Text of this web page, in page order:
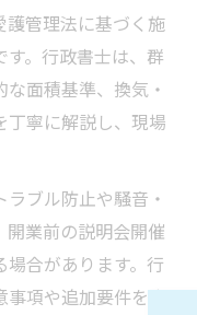
護管理法に基づく施
。行政書士は、群
面積基準、換気・
寧に解説し、現場
ブル防止や騒音・
業前の説明会開催
合があります。行
事項や追加要件を事